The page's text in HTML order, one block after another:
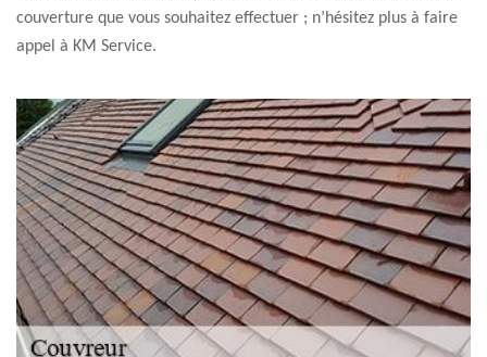
couverture que vous souhaitez effectuer ; n’hésitez plus à faire
appel à KM Service.